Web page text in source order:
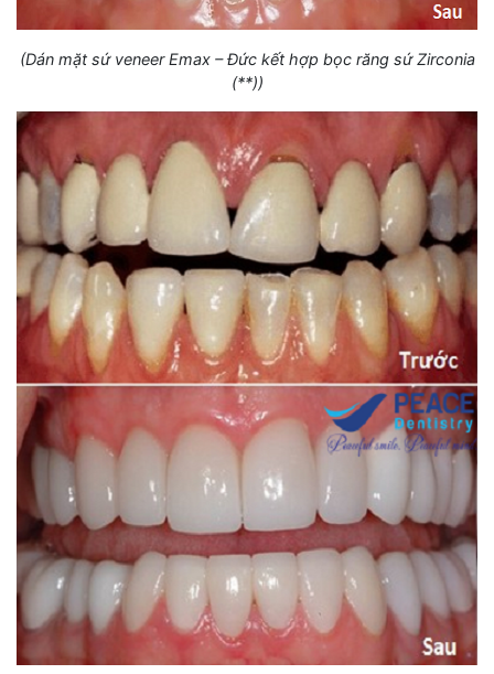
(Dán mặt sứ veneer Emax – Đức kết hợp bọc răng sứ Zirconia
(**))